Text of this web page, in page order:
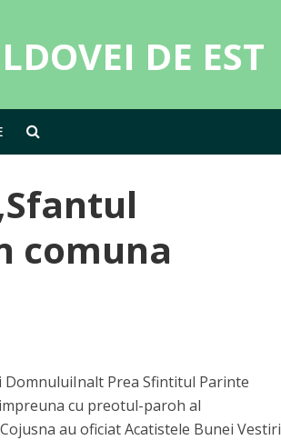
comuna
DomnuluiInalt Prea Sfintitul Parinte
cu preotul-paroh al
au oficiat Acatistele Bunei Vestiri